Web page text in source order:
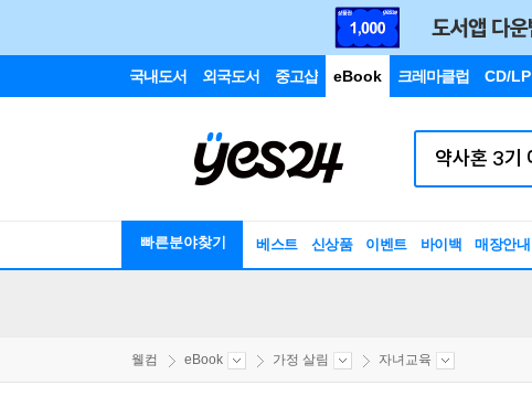
국내도서 외국도서 중고샵 eBook 크레마클럽 CD/LP
빠른분야찾기 베스트 신상품 이벤트 바이백 매장안내
웰컴 eBook 가정 살림 자녀교육